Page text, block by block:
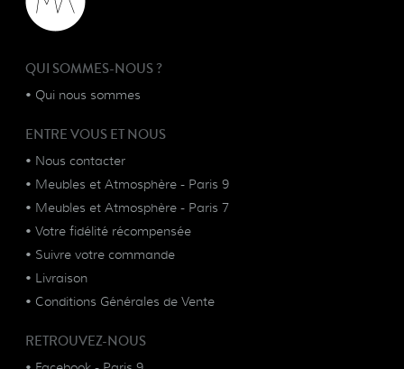
QUI SOMMES-NOUS ?
• Qui nous sommes
ENTRE VOUS ET NOUS
• Nous contacter
• Meubles et Atmosphère - Paris 9
• Meubles et Atmosphère - Paris 7
• Votre fidélité récompensée
• Suivre votre commande
• Livraison
• Conditions Générales de Vente
RETROUVEZ-NOUS